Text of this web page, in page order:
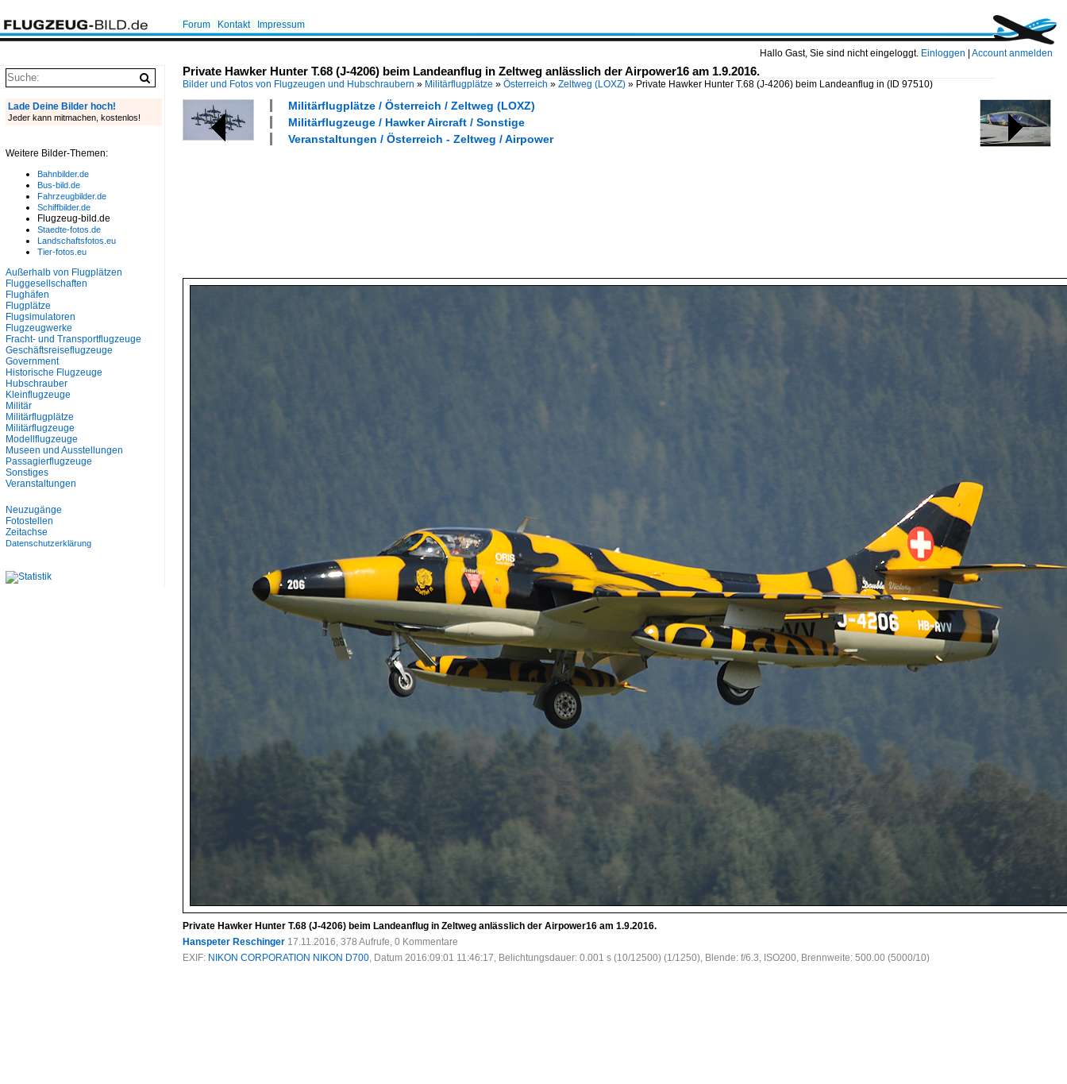
Hallo Gast, Sie sind nicht eingeloggt. Einloggen Account anmelden
Forum Kontakt Impressum
Private Hawker Hunter T.68 (J-4206) beim Landeanflug in Zeltweg anlässlich der Airpower16 am 1.9.2016.
Bilder und Fotos von Flugzeugen und Hubschraubern » Militärflugplätze » Österreich » Zeltweg (LOXZ) » Private Hawker Hunter T.68 (J-4206) beim Landeanflug in (ID 97510)
Militärflugplätze / Österreich / Zeltweg (LOXZ)
Militärflugzeuge / Hawker Aircraft / Sonstige
Veranstaltungen / Österreich - Zeltweg / Airpower
Private Hawker Hunter T.68 (J-4206) beim Landeanflug in Zeltweg anlässlich der Airpower16 am 1.9.2016.
Hanspeter Reschinger 17.11.2016, 378 Aufrufe, 0 Kommentare
EXIF: NIKON CORPORATION NIKON D700, Datum 2016:09:01 11:46:17, Belichtungsdauer: 0.001 s (10/12500) (1/1250), Blende: f/6.3, ISO200, Brennweite: 500.00 (5000/10)
Lade Deine Bilder hoch!
Jeder kann mitmachen, kostenlos!
Weitere Bilder-Themen:
Bahnbilder.de
Bus-bild.de
Fahrzeugbilder.de
Schiffbilder.de
Flugzeug-bild.de
Staedte-fotos.de
Landschaftsfotos.eu
Tier-fotos.eu
Außerhalb von Flugplätzen
Fluggesellschaften
Flughäfen
Flugplätze
Flugsimulatoren
Flugzeugwerke
Fracht- und Transportflugzeuge
Geschäftsreiseflugzeuge
Government
Historische Flugzeuge
Hubschrauber
Kleinflugzeuge
Militär
Militärflugplätze
Militärflugzeuge
Modellflugzeuge
Museen und Ausstellungen
Passagierflugzeuge
Sonstiges
Veranstaltungen
Neuzugänge
Fotostellen
Zeitachse
Datenschutzerklärung